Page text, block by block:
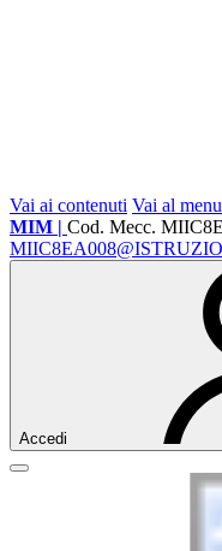
Vai ai contenuti Vai al
MIM | Cod. Mecc.
Accedi